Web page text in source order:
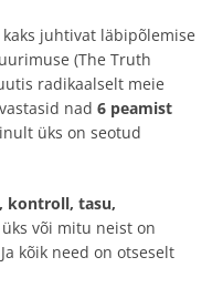
juhtivat läbipõlemise
(The Truth
radikaalselt meie
nad 6 peamist
üks on seotud
kontroll, tasu,
või mitu neist on
kõik need on otseselt